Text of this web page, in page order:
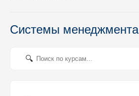
Системы менеджмента